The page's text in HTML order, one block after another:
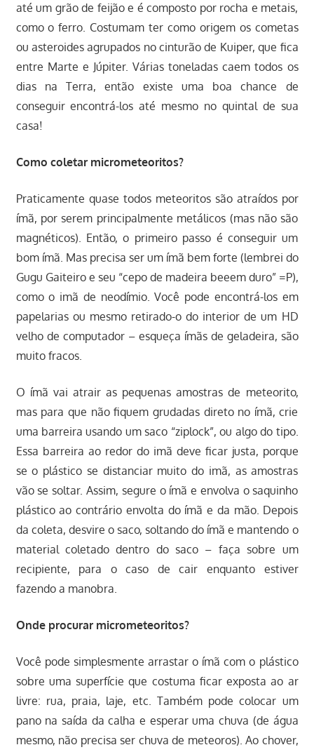
até um grão de feijão e é composto por rocha e metais,
como o ferro. Costumam ter como origem os cometas
ou asteroides agrupados no cinturão de Kuiper, que fica
entre Marte e Júpiter. Várias toneladas caem todos os
dias na Terra, então existe uma boa chance de
conseguir encontrá-los até mesmo no quintal de sua
casa!
Como coletar micrometeoritos?
Praticamente quase todos meteoritos são atraídos por
ímã, por serem principalmente metálicos (mas não são
magnéticos). Então, o primeiro passo é conseguir um
bom ímã. Mas precisa ser um ímã bem forte (lembrei do
Gugu Gaiteiro e seu “cepo de madeira beeem duro” =P),
como o imã de neodímio. Você pode encontrá-los em
papelarias ou mesmo retirado-o do interior de um HD
velho de computador – esqueça ímãs de geladeira, são
muito fracos.
O ímã vai atrair as pequenas amostras de meteorito,
mas para que não fiquem grudadas direto no ímã, crie
uma barreira usando um saco “ziplock”, ou algo do tipo.
Essa barreira ao redor do imã deve ficar justa, porque
se o plástico se distanciar muito do imã, as amostras
vão se soltar. Assim, segure o ímã e envolva o saquinho
plástico ao contrário envolta do ímã e da mão. Depois
da coleta, desvire o saco, soltando do ímã e mantendo o
material coletado dentro do saco – faça sobre um
recipiente, para o caso de cair enquanto estiver
fazendo a manobra.
Onde procurar micrometeoritos?
Você pode simplesmente arrastar o ímã com o plástico
sobre uma superfície que costuma ficar exposta ao ar
livre: rua, praia, laje, etc. Também pode colocar um
pano na saída da calha e esperar uma chuva (de água
mesmo, não precisa ser chuva de meteoros). Ao chover,